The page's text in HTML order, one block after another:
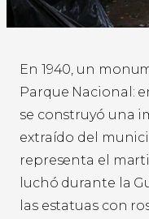
En 1940, un
Parque Nacional:
se construyó una
extraído del
representa el
luchó durante la
las estatuas con